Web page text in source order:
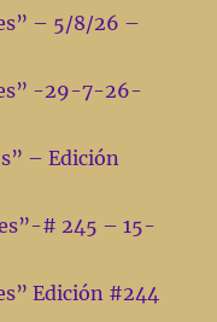
– 5/8/26 –
-29-7-26-
– Edición
# 245 – 15-
Edición #244